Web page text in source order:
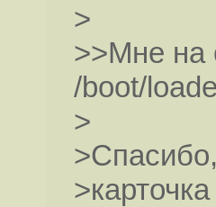
>
>>Мне на
/boot/
>